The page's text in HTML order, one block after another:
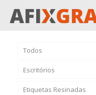
Todos
Escritórios
Etiquetas Resinadas